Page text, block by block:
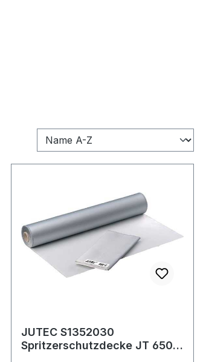
JUTEC S1352030
Spritzerschutzdecke JT 650